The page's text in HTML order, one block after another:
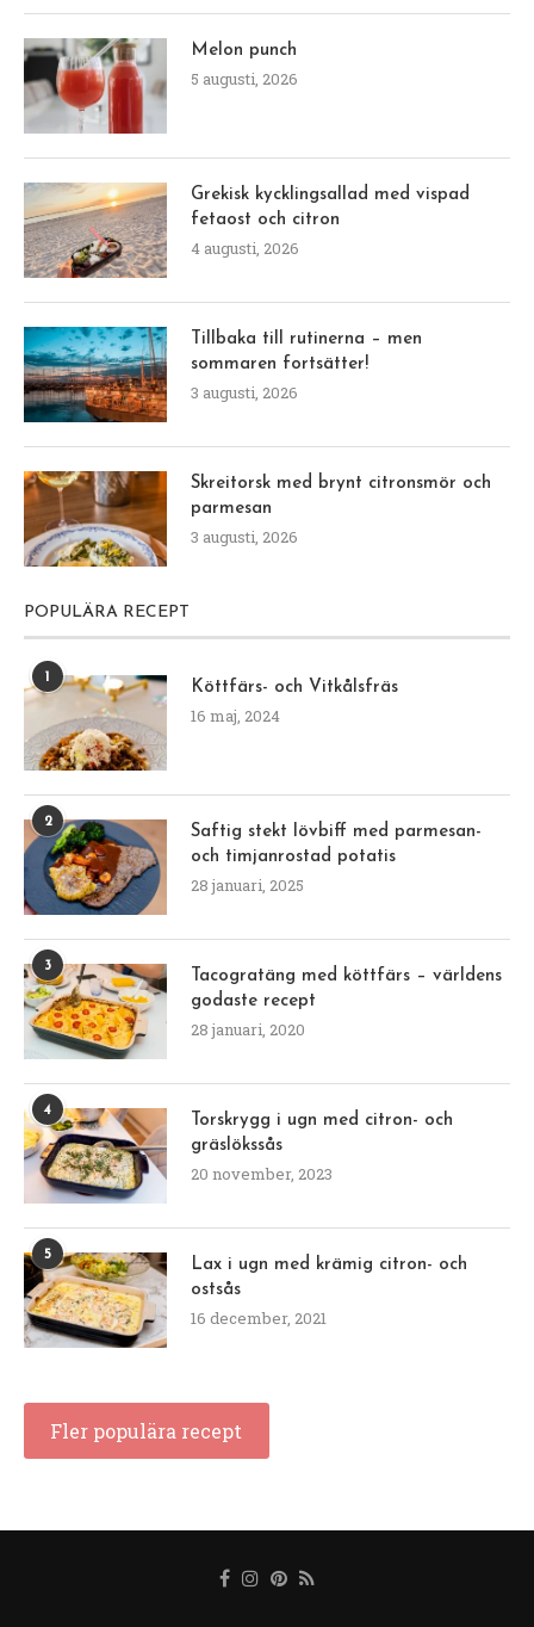
Melon punch
5 augusti, 2026
Grekisk kycklingsallad med vispad
fetaost och citron
4 augusti, 2026
Tillbaka till rutinerna – men
sommaren fortsätter!
3 augusti, 2026
Skreitorsk med brynt citronsmör och
parmesan
3 augusti, 2026
POPULÄRA RECEPT
1
Köttfärs- och Vitkålsfräs
16 maj, 2024
2
Saftig stekt lövbiff med parmesan-
och timjanrostad potatis
28 januari, 2025
3
Tacogratäng med köttfärs – världens
godaste recept
28 januari, 2020
4
Torskrygg i ugn med citron- och
gräslökssås
20 november, 2023
5
Lax i ugn med krämig citron- och
ostsås
16 december, 2021
Fler populära recept